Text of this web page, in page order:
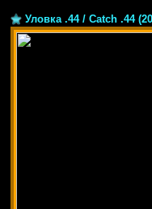
Уловка .44 / Catch .44